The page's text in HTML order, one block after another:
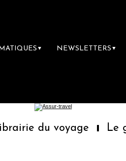
▼ NEWSLETTERS ▼
du voyage Le